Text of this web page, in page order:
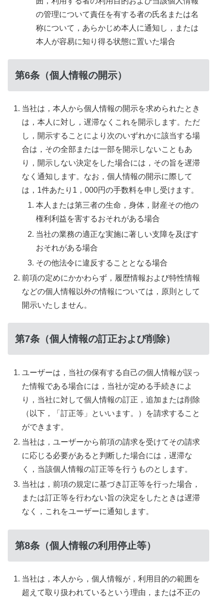
の管理について責任を有する者の氏名または名
称について，あらかじめ本人に通知し，または
本人が容易に知り得る状態に置いた場合
第6条（個人情報の開示）
当社は，本人から個人情報の開示を求められたとき
は，本人に対し，遅滞なくこれを開示します。ただ
し，開示することにより次のいずれかに該当する場
合は，その全部または一部を開示しないこともあ
り，開示しない決定をした場合には，その旨を遅滞
なく通知します。なお，個人情報の開示に際して
は，1件あたり1，000円の手数料を申し受けます。
本人または第三者の生命，身体，財産その他の
権利利益を害するおそれがある場合
当社の業務の適正な実施に著しい支障を及ぼす
おそれがある場合
その他法令に違反することとなる場合
前項の定めにかかわらず，履歴情報および特性情報
などの個人情報以外の情報については，原則として
開示いたしません。
第7条（個人情報の訂正および削除）
ユーザーは，当社の保有する自己の個人情報が誤っ
た情報である場合には，当社が定める手続きによ
り，当社に対して個人情報の訂正，追加または削除
（以下，「訂正等」といいます。）を請求すること
ができます。
当社は，ユーザーから前項の請求を受けてその請求
に応じる必要があると判断した場合には，遅滞な
く，当該個人情報の訂正等を行うものとします。
当社は，前項の規定に基づき訂正等を行った場合，
または訂正等を行わない旨の決定をしたときは遅滞
なく，これをユーザーに通知します。
第8条（個人情報の利用停止等）
当社は，本人から，個人情報が，利用目的の範囲を
超えて取り扱われているという理由，または不正の